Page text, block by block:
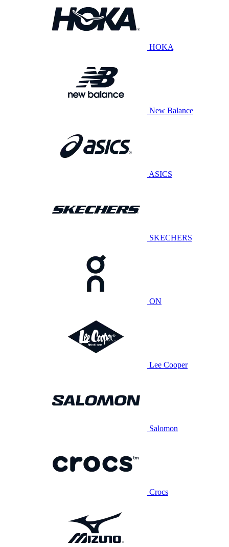
HOKA
New Balance
ASICS
SKECHERS
ON
Lee Cooper
Salomon
Crocs